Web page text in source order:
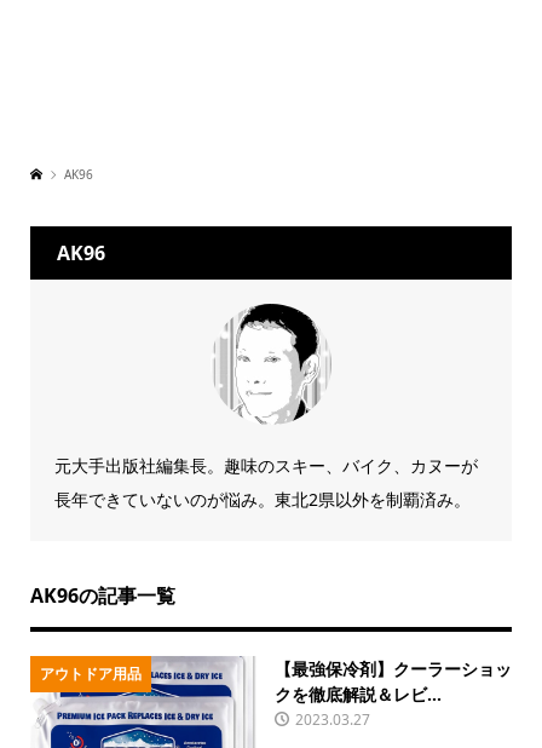
AK96
AK96
元大手出版社編集長。趣味のスキー、バイク、カヌーが
長年できていないのが悩み。東北2県以外を制覇済み。
AK96の記事一覧
アウトドア用品
【最強保冷剤】クーラーショッ
クを徹底解説＆レビ...
2023.03.27